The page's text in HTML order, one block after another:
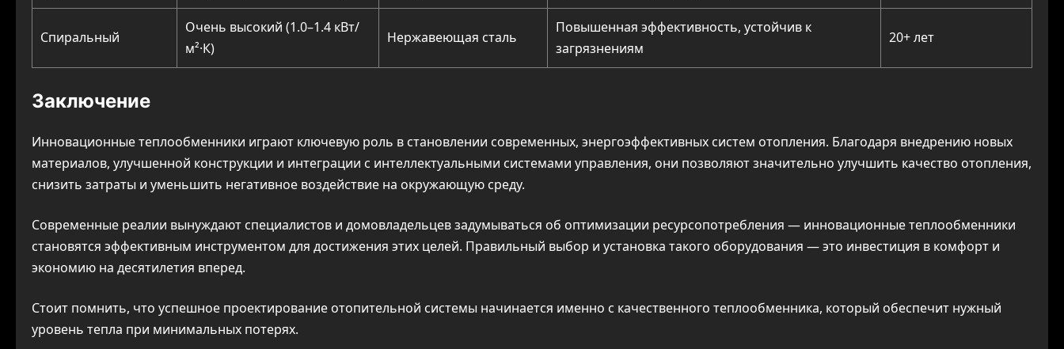
Спиральный
Очень высокий (1.0–1.4 кВт/
м²·К)
Нержавеющая сталь
Повышенная эффективность, устойчив к
загрязнениям
20+ лет
Заключение
Инновационные теплообменники играют ключевую роль в становлении современных, энергоэффективных систем отопления. Благодаря внедрению новых
материалов, улучшенной конструкции и интеграции с интеллектуальными системами управления, они позволяют значительно улучшить качество отопления,
снизить затраты и уменьшить негативное воздействие на окружающую среду.
Современные реалии вынуждают специалистов и домовладельцев задумываться об оптимизации ресурсопотребления — инновационные теплообменники
становятся эффективным инструментом для достижения этих целей. Правильный выбор и установка такого оборудования — это инвестиция в комфорт и
экономию на десятилетия вперед.
Стоит помнить, что успешное проектирование отопительной системы начинается именно с качественного теплообменника, который обеспечит нужный
уровень тепла при минимальных потерях.